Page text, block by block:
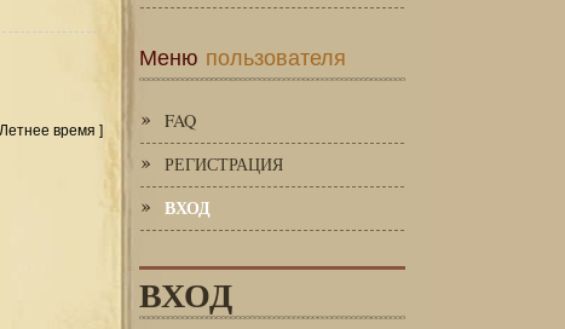
время ]
Меню пользователя
FAQ
РЕГИСТРАЦИЯ
ВХОД
ВХОД